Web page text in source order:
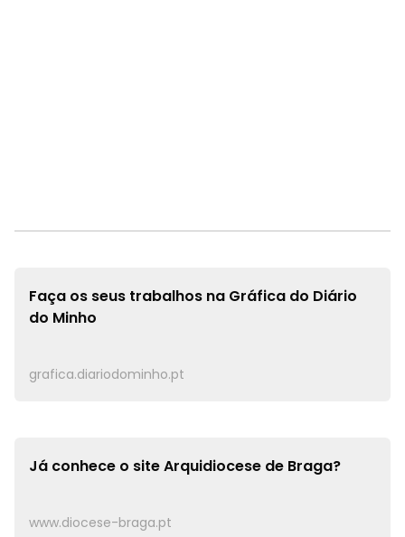
Faça os seus trabalhos na Gráfica do Diário
do Minho
grafica.diariodominho.pt
Já conhece o siteArquidiocese de Braga?
www.diocese-braga.pt